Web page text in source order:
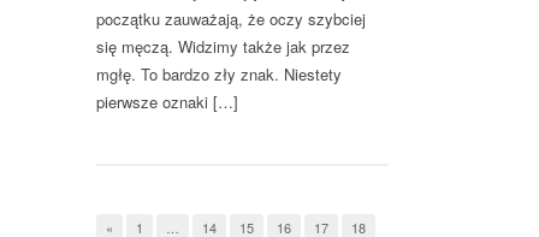
początku zauważają, że oczy szybciej
się męczą. Widzimy także jak przez
mgłę. To bardzo zły znak. Niestety
pierwsze oznaki […]
« 1 14 15 16 17 18